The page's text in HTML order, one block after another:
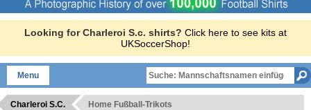
Looking for Charleroi S.c. shirts? Click here to see kits at
UKSoccerShop!
Menu
Charleroi S.C. Home Fußball-Trikots